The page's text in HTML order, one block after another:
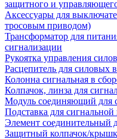
защитного и
Аксессуары для
тросовым приводом)
Трансформатор для
сигнализации
Рукоятка управления
Расцепитель для силовых
Колонна сигнальная в
Колпачок, линза для
Модуль соединяющий для
Подставка для
Элемент соединительный
Защитный колпачок/